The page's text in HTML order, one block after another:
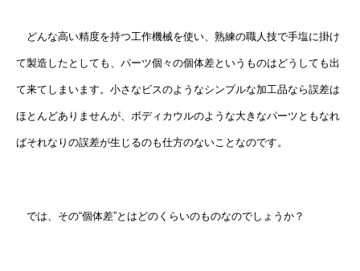
どんな高い精度を持つ工作機械を使い、熟練の職人技で手塩に掛け
て製造したとしても、パーツ個々の個体差というものはどうしても出
て来てしまいます。小さなビスのようなシンプルな加工品なら誤差は
ほとんどありませんが、ボディカウルのような大きなパーツともなれ
ばそれなりの誤差が生じるのも仕方のないことなのです。
では、その“個体差”とはどのくらいのものなのでしょうか？